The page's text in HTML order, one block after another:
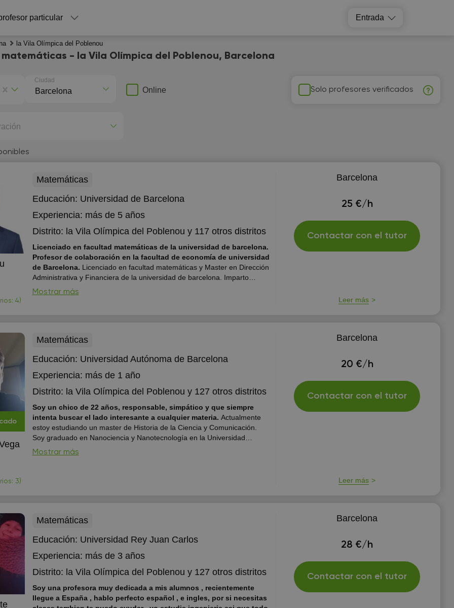
particular Entrada
la Vila Olímpica del Poblenou
- la Vila Olímpica del Poblenou, Barcelona
Ciudad
Online Solo profesores verificados
4)
Matemáticas
Educación: Universidad de Barcelona
Experiencia: más de 5 años
Distrito: la Vila Olímpica del Poblenou y 117 otros distritos
Licenciado en facultad matemáticas de la universidad de barcelona.
Profesor de colaboración en la facultad de economía de universidad
de Barcelona. Licenciado en facultad matemáticas y Master en Dirección
Administrativa y Financiera de la universidad de barcelona. Imparto
clases a los alumnos de ESO, bachillerato y los estudios superiores.
Tengo más de 5 años de experiencia en el imparto de clases de
Mostrar más
Barcelona
25 €/h
Contactar con el tutor
Leer más
3)
Matemáticas
Educación: Universidad Autónoma de Barcelona
Experiencia: más de 1 año
Distrito: la Vila Olímpica del Poblenou y 127 otros distritos
Soy un chico de 22 años, responsable, simpático y que siempre
intenta buscar el lado interesante a cualquier materia. Actualmente
estoy estudiando un master de Historia de la Ciencia y Comunicación.
Soy graduado en Nanociencia y Nanotecnología en la Universidad
Autónoma de Barcelona. Estudié en Burgos desde primaria hasta
bachillerato. Cursé bachillerato internacional en el IES Cardenal López de
Mostrar más
Barcelona
20 €/h
Contactar con el tutor
Leer más
Matemáticas
Educación: Universidad Rey Juan Carlos
Experiencia: más de 3 años
Distrito: la Vila Olímpica del Poblenou y 127 otros distritos
Soy una profesora muy dedicada a mis alumnos , recientemente
llegue a España , hablo perfecto español , e ingles, por si necesitas
Barcelona
28 €/h
Contactar con el tutor